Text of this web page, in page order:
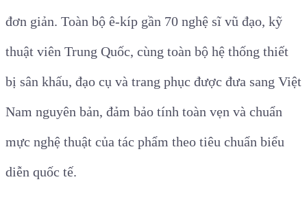
đơn giản. Toàn bộ ê-kíp gần 70 nghệ sĩ vũ đạo, kỹ
thuật viên Trung Quốc, cùng toàn bộ hệ thống thiết
bị sân khấu, đạo cụ và trang phục được đưa sang Việt
Nam nguyên bản, đảm bảo tính toàn vẹn và chuẩn
mực nghệ thuật của tác phẩm theo tiêu chuẩn biểu
diễn quốc tế.